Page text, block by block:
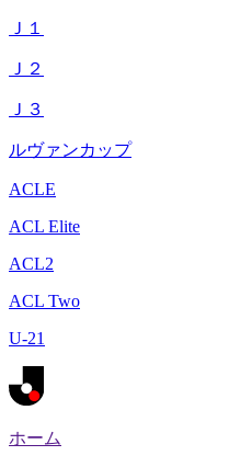
Ｊ１
Ｊ２
Ｊ３
ルヴァンカップ
ACLE
ACL Elite
ACL2
ACL Two
U-21
ホーム